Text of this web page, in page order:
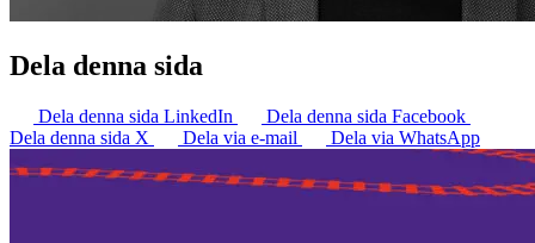
Dela denna sida
Dela denna sida LinkedIn
Dela denna sida Facebook
Dela denna sida X
Dela via e-mail Dela via WhatsApp